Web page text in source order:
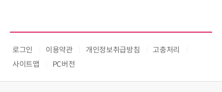
로그인 이용약관 개인정보취급방침
고충처리
사이트맵
PC버전